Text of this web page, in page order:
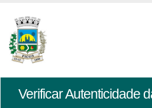
Verificar Autenticidade